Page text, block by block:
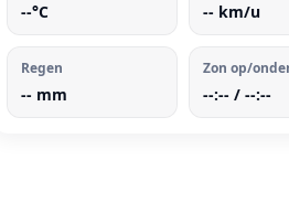
--°C -- km/u
Regen
-- mm
Zon op/
--:-- / --:--